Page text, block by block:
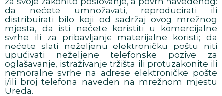
da nećete umnožavati, reproducirati ili
distribuirati bilo koji od sadržaj ovog mrežnog
mjesta, da isti nećete koristiti u komercijalne
svrhe ili za pribavljanje materijalne koristi; da
nećete slati neželjenu elektroničku poštu niti
upućivati neželjene telefonske pozive za
oglašavanje, istraživanje tržišta ili protuzakonite ili
nemoralne svrhe na adrese elektroničke pošte
i/ili broj telefona naveden na mrežnom mjestu
Ureda.